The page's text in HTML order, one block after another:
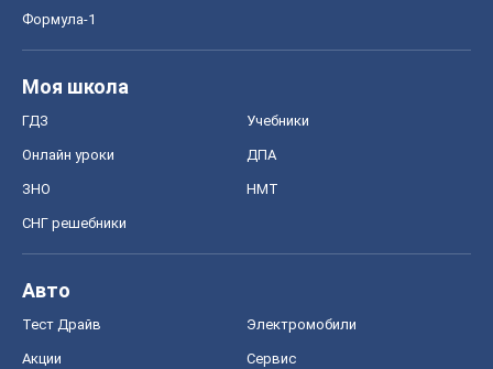
Формула-1
Моя школа
ГДЗ Учебники
Онлайн уроки ДПА
ЗНО НМТ
СНГ решебники
Авто
Тест Драйв Электромобили
Акции Сервис